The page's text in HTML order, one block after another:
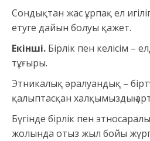
Сондықтан жас ұрпақ ел
етуге дайын болуы қажет.
Екінші. Бірлік пен келісім –
тұғыры.
Этникалық әралуандық –
қалыптасқан халқымыздың
Бүгінде бірлік пен
жолында отыз жыл бойы